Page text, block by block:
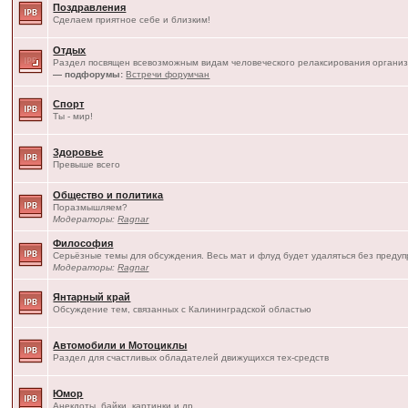
Поздравления
Сделаем приятное себе и близким!
Отдых
Раздел посвящен всевозможным видам человеческого релаксирования
— подфорумы: Встречи форумчан
Спорт
Ты - мир!
Здоровье
Превыше всего
Общество и политика
Поразмышляем?
Модераторы:Ragnar
Философия
Серьёзные темы для обсуждения. Весь мат и флуд будет удаляться без
Модераторы:Ragnar
Янтарный край
Обсуждение тем, связанных с Калининградской областью
Автомобили и Мотоциклы
Раздел для счастливых обладателей движущихся тех-средств
Юмор
Анекдоты, байки, картинки и др.